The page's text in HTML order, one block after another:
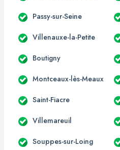
Passy-sur-Seine
Villenauxe-la-Petite
Boutigny
Montceaux-lès-Meaux
Saint-Fiacre
Villemareuil
Souppes-sur-Loing